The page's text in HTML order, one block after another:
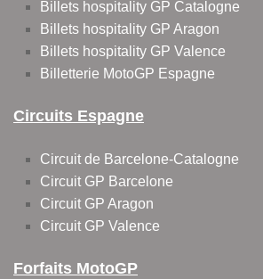
Billets hospitality GP Catalogne
Billets hospitality GP Aragon
Billets hospitality GP Valence
Billetterie MotoGP Espagne
Circuits Espagne
Circuit de Barcelone-Catalogne
Circuit GP Barcelone
Circuit GP Aragon
Circuit GP Valence
Forfaits MotoGP